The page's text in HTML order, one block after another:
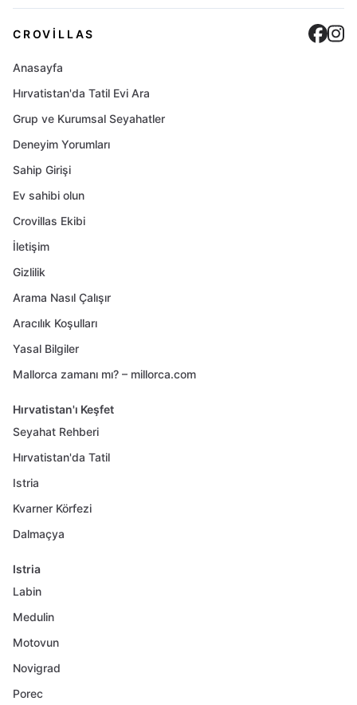
CROVILLAS
Anasayfa
Hırvatistan'da Tatil Evi Ara
Grup ve Kurumsal Seyahatler
Deneyim Yorumları
Sahip Girişi
Ev sahibi olun
Crovillas Ekibi
İletişim
Gizlilik
Arama Nasıl Çalışır
Aracılık Koşulları
Yasal Bilgiler
Mallorca zamanı mı? – millorca.com
Hırvatistan'ı Keşfet
Seyahat Rehberi
Hırvatistan'da Tatil
Istria
Kvarner Körfezi
Dalmaçya
Istria
Labin
Medulin
Motovun
Novigrad
Porec